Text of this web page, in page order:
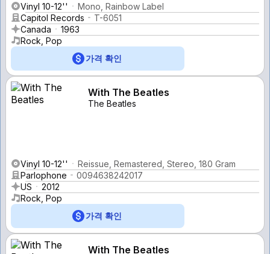
Vinyl 10-12''
Mono, Rainbow Label
Capitol Records
T-6051
Canada
1963
Rock, Pop
가격 확인
With The Beatles
The Beatles
Vinyl 10-12''
Reissue, Remastered, Stereo, 180 Gram
Parlophone
0094638242017
US
2012
Rock, Pop
가격 확인
With The Beatles